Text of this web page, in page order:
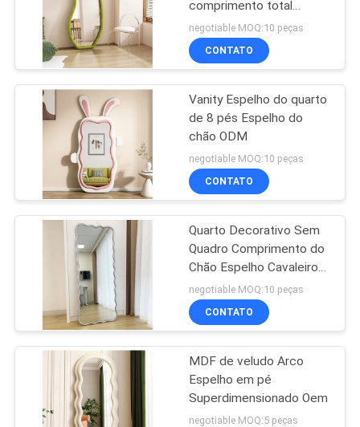
ORÇAMENTO
MAPA
POLÍTICA
PRIVACIDADE
espelho da
composição
27
espelho de
hollywood
24
comprimento total
78x108cm
negotiable MOQ:10 peças
CONTATO
Vanity Espelho do quarto
de 8 pés Espelho do
chão ODM
negotiable MOQ:10 peças
CONTATO
Quarto Decorativo Sem
Quadro Comprimento do
Chão Espelho Cavaleiro
ondulado
negotiable MOQ:10 peças
CONTATO
MDF de veludo Arco
Espelho em pé
Superdimensionado Oem
negotiable MOQ:5 peças